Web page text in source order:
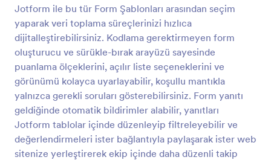
Jotform ile bu tür Form Şablonları arasından seçim
yaparak veri toplama süreçlerinizi hızlıca
dijitalleştirebilirsiniz. Kodlama gerektirmeyen form
oluşturucu ve sürükle-bırak arayüzü sayesinde
puanlama ölçeklerini, açılır liste seçeneklerini ve
görünümü kolayca uyarlayabilir, koşullu mantıkla
yalnızca gerekli soruları gösterebilirsiniz. Form yanıtı
geldiğinde otomatik bildirimler alabilir, yanıtları
Jotform tablolar içinde düzenleyip filtreleyebilir ve
değerlendirmeleri ister bağlantıyla paylaşarak ister web
sitenize yerleştirerek ekip içinde daha düzenli takip
Basketbolcu Değerlendirme Formu
Basketbolcu Değerlendirme Formu ile Jotform
üzerinde antrenörlerin oyuncu performansını düzenli
veri toplama ile takip etmesini sağlayın, form
gönderimlerini tek yerde toplayın ve
değerlendirmeleri hızlıca karşılaştırın.
Go to Category:
Sporcu Formları